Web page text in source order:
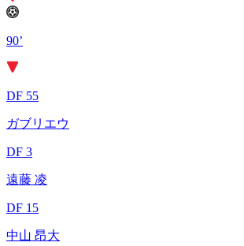
90’
DF 55
ガブリエウ
DF 3
遠藤 凌
DF 15
中山 昂大